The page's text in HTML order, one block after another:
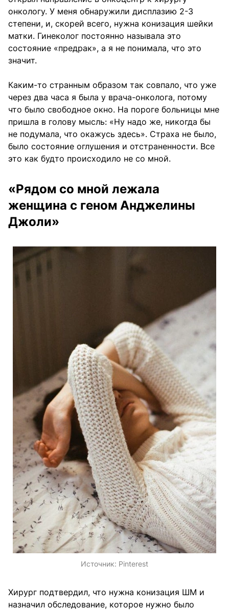
онкологу. У меня обнаружили дисплазию 2-3
степени, и, скорей всего, нужна конизация шейки
матки. Гинеколог постоянно называла это
состояние «предрак», а я не понимала, что это
значит.
Каким-то странным образом так совпало, что уже
через два часа я была у врача-онколога, потому
что было свободное окно. На пороге больницы мне
пришла в голову мысль: «Ну надо же, никогда бы
не подумала, что окажусь здесь». Страха не было,
было состояние оглушения и отстраненности. Все
это как будто происходило не со мной.
«Рядом со мной лежала
женщина с геном Анджелины
Джоли»
Источник: Pinterest
Хирург подтвердил, что нужна конизация ШМ и
назначил обследование, которое нужно было